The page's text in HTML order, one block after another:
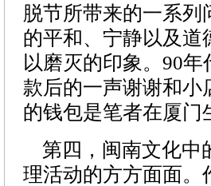
脱节所带来的一系
的平和、宁静以及道
以磨灭的印象。90
款后的一声谢谢和小
的钱包是笔者在厦门
第四，闽南文化中
理活动的方方面面。